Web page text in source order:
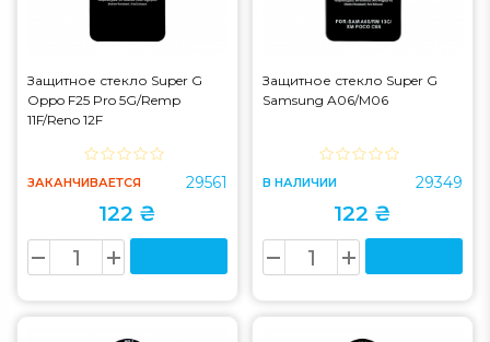
Защитное стекло Super G
Oppo F25 Pro 5G/Remp
11F/Reno 12F
ЗАКАНЧИВАЕТСЯ 29561
122 ₴
Защитное стекло Super G
Samsung A06/M06
В НАЛИЧИИ 29349
122 ₴